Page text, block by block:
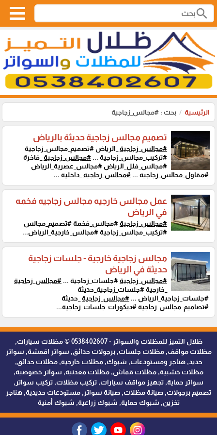
search
الرئيسية بحث : #مجالس_زجاجية
تصميم مجالس زجاجية حديثة بالرياض
#مجالس_زجاجية _الرياض #تصميم_مجالس_زجاجية
#تركيب_مجالس_زجاجية ... #مجالس_زجاجية _فاخرة
#مجالس_فلل_الرياض #مجالس_عصرية_الرياض
#مقاول_مجالس_زجاجية ... #مجالس_زجاجية _داخلية ...
عمل مجالس خارجيه مجالس زجاجيه فخمه
في الرياض
#مجالس_زجاجية#مجالس_فخمة #تصميم_مجالس
#تركيب_مجالس_زجاجية #مجالس_خارجية_الرياض...
مجالس زجاجية خارجية - جلسات زجاجية
حديثة في الرياض
#مجالس_زجاجية#جلسات_زجاجية ... #مجالس_زجاجية
_خارجية #جلسات_زجاجية_حديثة
#جلسات_زجاجية_الرياض ... #مجالس_زجاجية _حديثة
#تصاميم_مجالس_زجاجية #ديكورات_جلسات_زجاجية...
ظلال التميز للمظلات والسواتر - 0538402607 © مظلات سيارات,
مظلات مواقف, مظلات جلسات, برجولات حدائق, سواتر اقمشة, سواتر
حديد, هناجر ومستودعات, شبوك, مظلات خارجية, مظلات حدائق,
مظلات خشبية, مظلات قماش, مظلات معدنية, سواتر خصوصية,
سواتر حماية, تجهيز مواقف سيارات, تركيب مظلات, تركيب سواتر,
تصميم برجولات, صيانة مظلات, صيانة سواتر, مستودعات حديدية, هناجر
تخزين, شبوك حماية, شبوك زراعية, شبوك أمنية